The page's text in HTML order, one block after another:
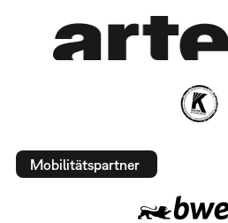
Mobilitätspartner